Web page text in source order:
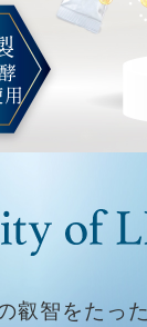
叡智をたった